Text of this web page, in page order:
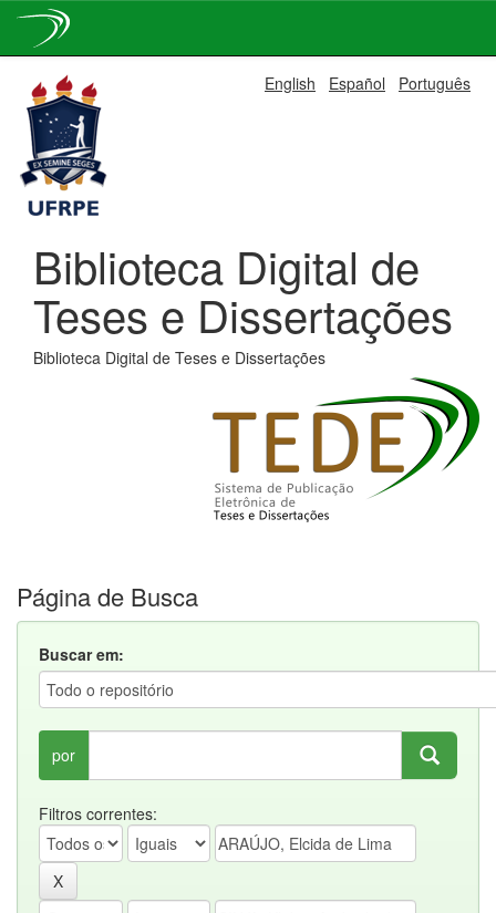
navigation
English Español Português
Biblioteca Digital de
Teses e Dissertações
Biblioteca Digital de Teses e Dissertações
Página de Busca
Buscar em:
por
Filtros correntes: